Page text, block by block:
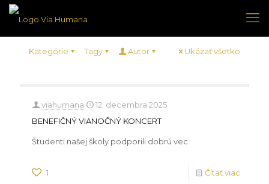
Kategórie Tagy Autor Ukázať všetko
viahumana
12. decembra 2025
BENEFIČNÝ VIANOČNÝ KONCERT
Študenti našej školy podporili dobrú vec.
1 Čítať viac